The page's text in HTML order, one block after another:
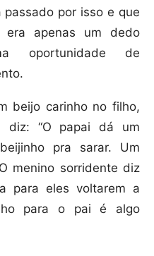
por isso e que
apenas um dedo
oportunidade de
beijo carinho no filho,
diz: “O papai dá um
pra sarar. Um
menino sorridente diz
para eles voltarem a
para o pai é algo